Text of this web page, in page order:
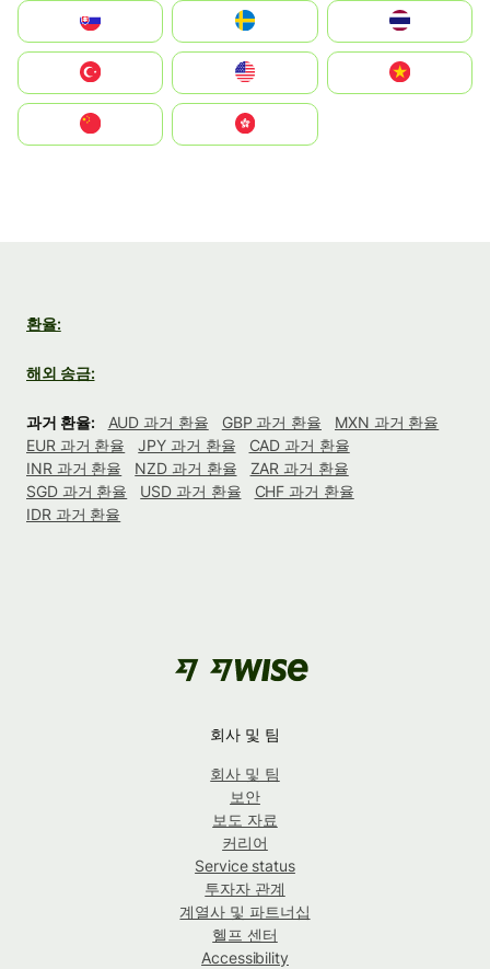
United States
中國香港特別行政區
환율:
해외 송금:
과거 환율: AUD 과거 환율 GBP 과거 환율
MXN 과거 환율
EUR 과거 환율
JPY 과거 환율
CAD 과거 환율
INR 과거 환율
NZD 과거 환율
ZAR 과거 환율
SGD 과거 환율
USD 과거 환율
CHF 과거 환율
IDR 과거 환율
회사 및 팀
회사 및 팀
보안
보도 자료
커리어
Service status
투자자 관계
계열사 및 파트너십
헬프 센터
Accessibility